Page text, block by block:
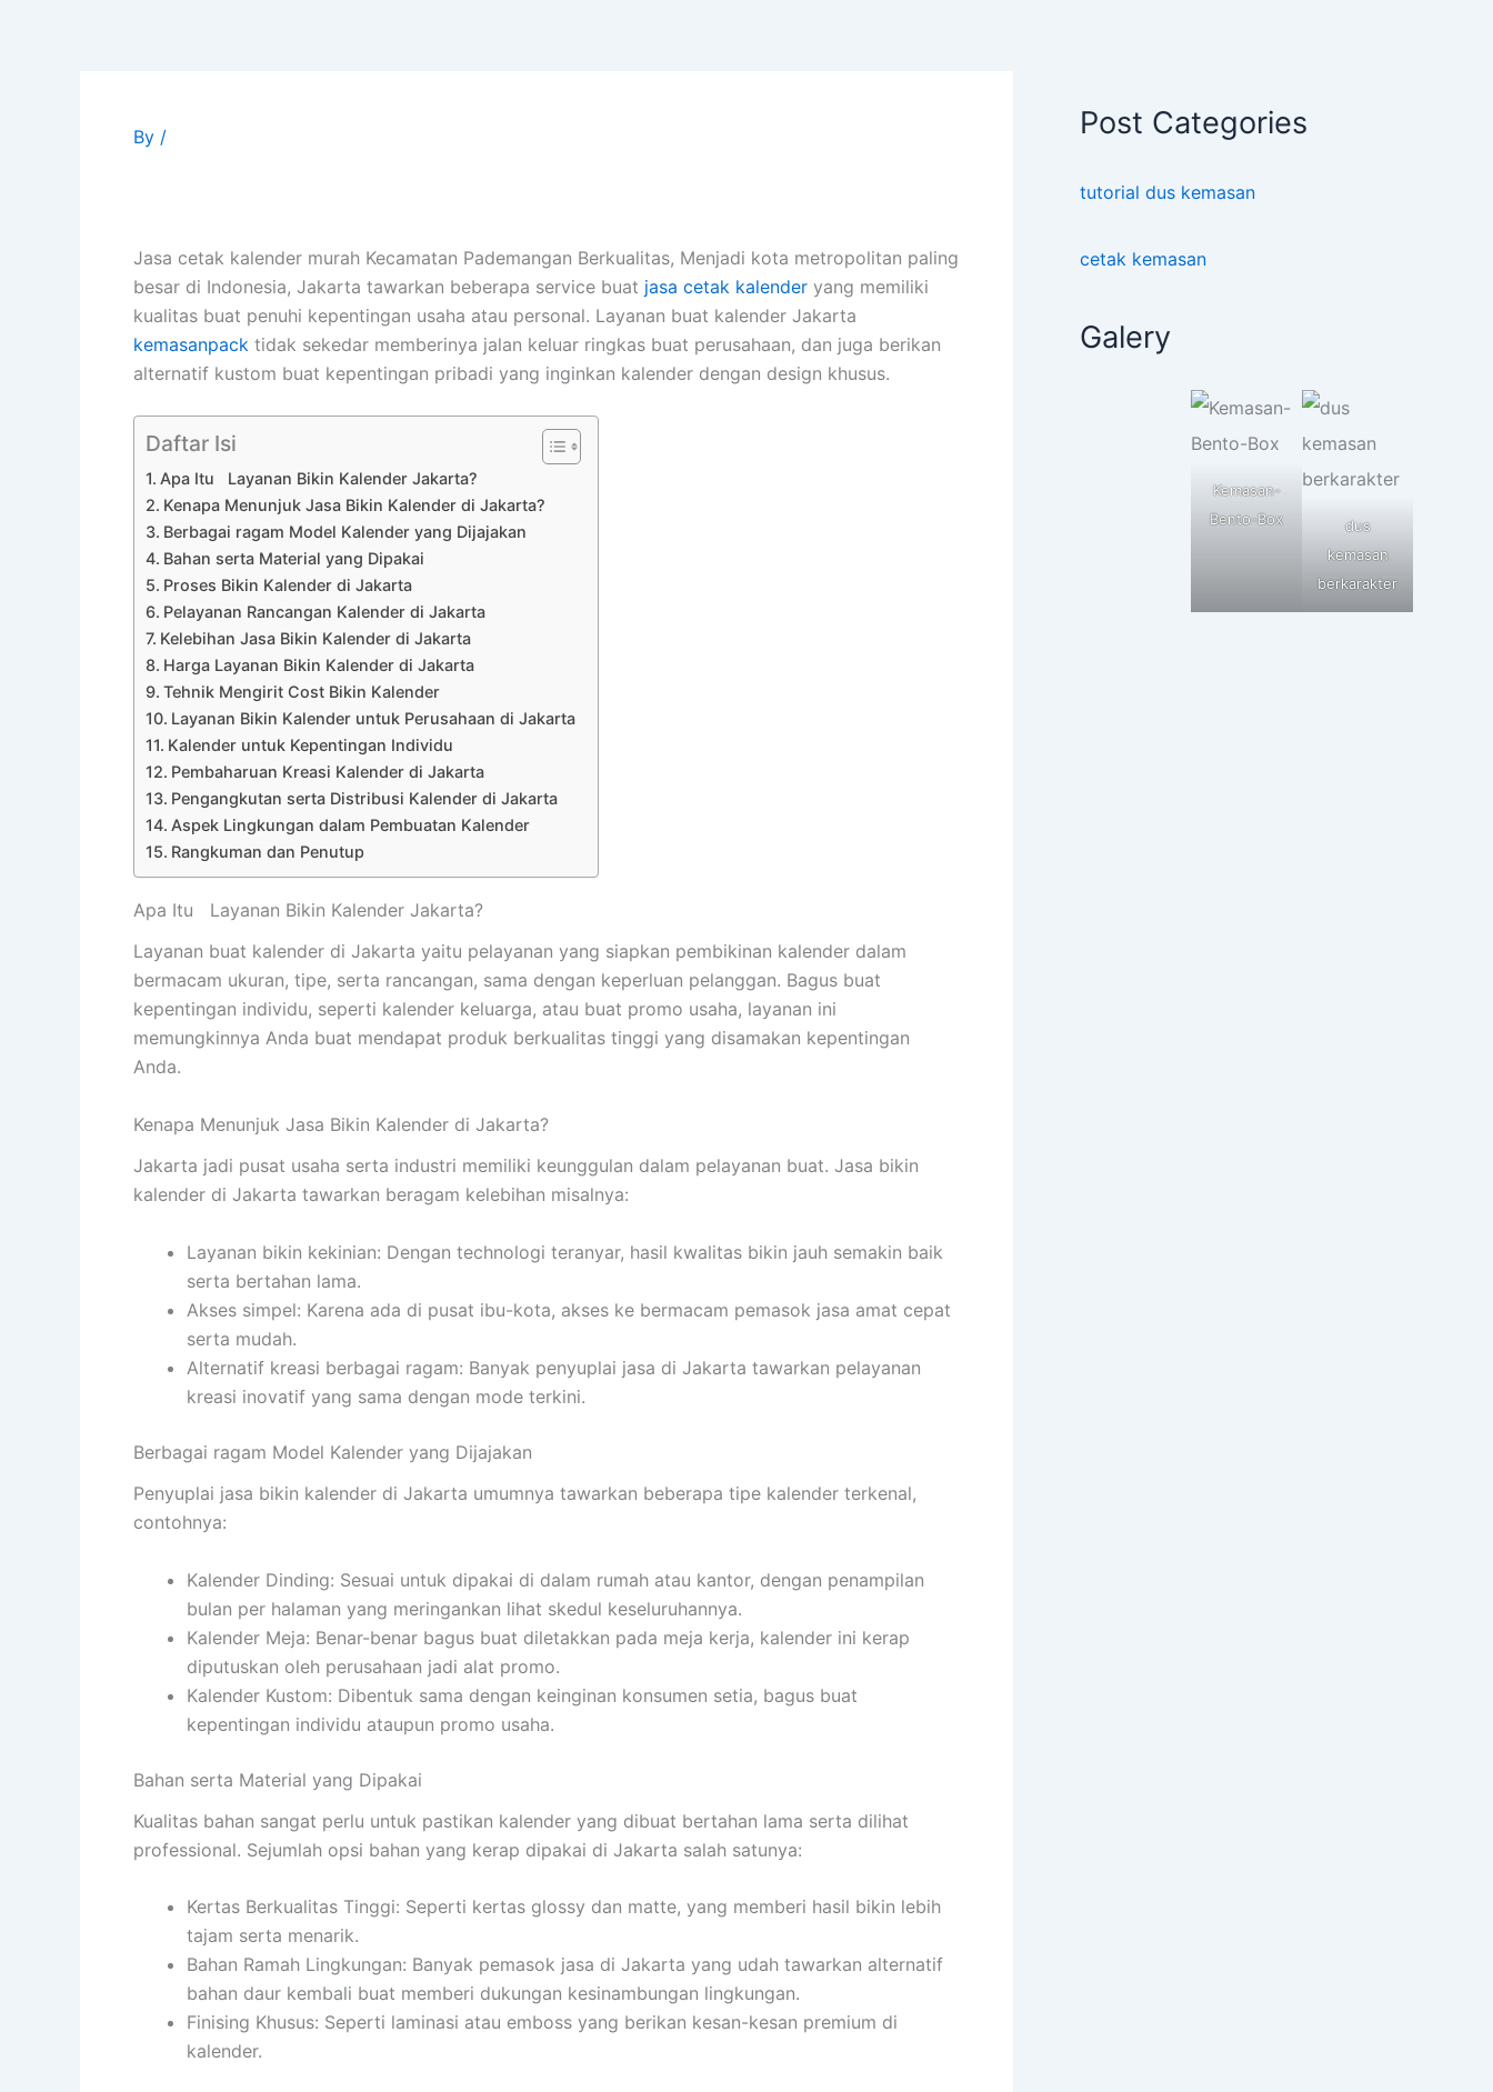
By /
Jasa cetak kalender murah Kecamatan Pademangan Berkualitas, Menjadi kota metropolitan paling
besar di Indonesia, Jakarta tawarkan beberapa service buat jasa cetak kalender yang memiliki
kualitas buat penuhi kepentingan usaha atau personal. Layanan buat kalender Jakarta
kemasanpack tidak sekedar memberinya jalan keluar ringkas buat perusahaan, dan juga berikan
alternatif kustom buat kepentingan pribadi yang inginkan kalender dengan design khusus.
Daftar Isi
Apa Itu Layanan Bikin Kalender Jakarta?
Kenapa Menunjuk Jasa Bikin Kalender di Jakarta?
Berbagai ragam Model Kalender yang Dijajakan
Bahan serta Material yang Dipakai
Proses Bikin Kalender di Jakarta
Pelayanan Rancangan Kalender di Jakarta
Kelebihan Jasa Bikin Kalender di Jakarta
Harga Layanan Bikin Kalender di Jakarta
Tehnik Mengirit Cost Bikin Kalender
Layanan Bikin Kalender untuk Perusahaan di Jakarta
Kalender untuk Kepentingan Individu
Pembaharuan Kreasi Kalender di Jakarta
Pengangkutan serta Distribusi Kalender di Jakarta
Aspek Lingkungan dalam Pembuatan Kalender
Rangkuman dan Penutup
Apa Itu Layanan Bikin Kalender Jakarta?
Layanan buat kalender di Jakarta yaitu pelayanan yang siapkan pembikinan kalender dalam
bermacam ukuran, tipe, serta rancangan, sama dengan keperluan pelanggan. Bagus buat
kepentingan individu, seperti kalender keluarga, atau buat promo usaha, layanan ini
memungkinnya Anda buat mendapat produk berkualitas tinggi yang disamakan kepentingan
Anda.
Kenapa Menunjuk Jasa Bikin Kalender di Jakarta?
Jakarta jadi pusat usaha serta industri memiliki keunggulan dalam pelayanan buat. Jasa bikin
kalender di Jakarta tawarkan beragam kelebihan misalnya:
Layanan bikin kekinian: Dengan technologi teranyar, hasil kwalitas bikin jauh semakin baik
serta bertahan lama.
Akses simpel: Karena ada di pusat ibu-kota, akses ke bermacam pemasok jasa amat cepat
serta mudah.
Alternatif kreasi berbagai ragam: Banyak penyuplai jasa di Jakarta tawarkan pelayanan
kreasi inovatif yang sama dengan mode terkini.
Berbagai ragam Model Kalender yang Dijajakan
Penyuplai jasa bikin kalender di Jakarta umumnya tawarkan beberapa tipe kalender terkenal,
contohnya:
Kalender Dinding: Sesuai untuk dipakai di dalam rumah atau kantor, dengan penampilan
bulan per halaman yang meringankan lihat skedul keseluruhannya.
Kalender Meja: Benar-benar bagus buat diletakkan pada meja kerja, kalender ini kerap
diputuskan oleh perusahaan jadi alat promo.
Kalender Kustom: Dibentuk sama dengan keinginan konsumen setia, bagus buat
kepentingan individu ataupun promo usaha.
Bahan serta Material yang Dipakai
Kualitas bahan sangat perlu untuk pastikan kalender yang dibuat bertahan lama serta dilihat
professional. Sejumlah opsi bahan yang kerap dipakai di Jakarta salah satunya:
Kertas Berkualitas Tinggi: Seperti kertas glossy dan matte, yang memberi hasil bikin lebih
tajam serta menarik.
Bahan Ramah Lingkungan: Banyak pemasok jasa di Jakarta yang udah tawarkan alternatif
bahan daur kembali buat memberi dukungan kesinambungan lingkungan.
Finising Khusus: Seperti laminasi atau emboss yang berikan kesan-kesan premium di
kalender.
Post Categories
tutorial dus kemasan
cetak kemasan
Galery
Kemasan-
Bento-Box
dus
kemasan
berkarakter